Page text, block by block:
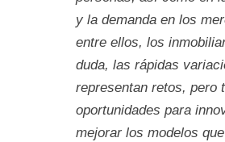
y la demanda en los
entre ellos, los
duda, las rápidas
representan retos, pero
oportunidades para
mejorar los modelos que